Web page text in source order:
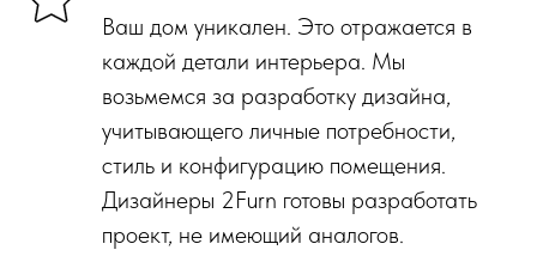
Ваш дом уникален. Это отражается в
каждой детали интерьера. Мы
возьмемся за разработку дизайна,
учитывающего личные потребности,
стиль и конфигурацию помещения.
Дизайнеры 2Furn готовы разработать
проект, не имеющий аналогов.